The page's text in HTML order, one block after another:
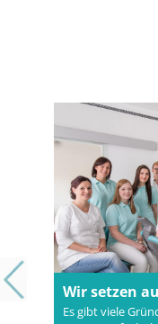
Wir setzen
Es gibt viele